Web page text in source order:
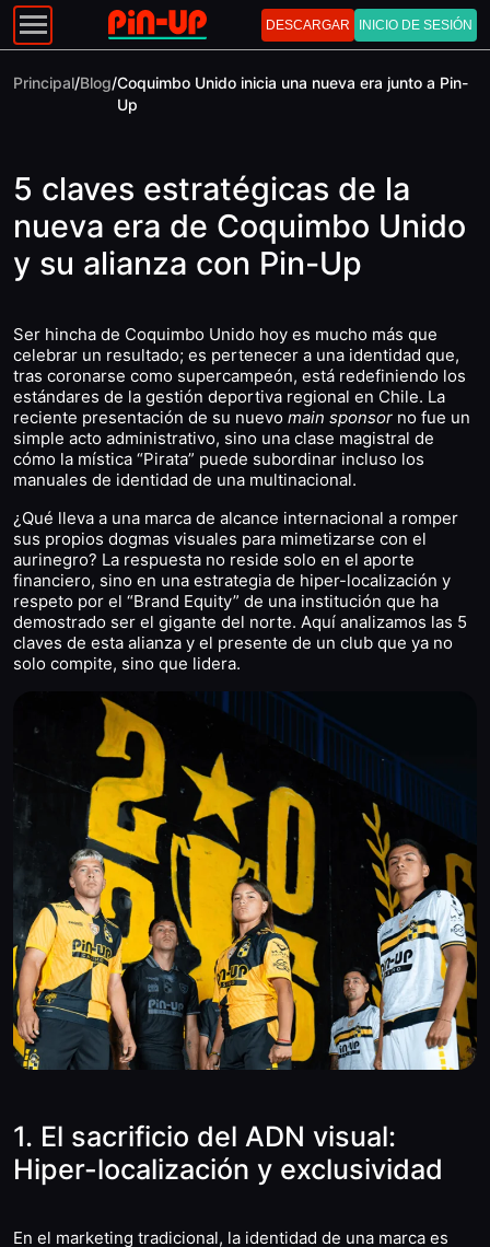
DESCARGAR INICIO DE SESIÓN
Principal/Blog/Coquimbo Unido inicia una nueva era junto a Pin-
Up
5 claves estratégicas de la
nueva era de Coquimbo Unido
y su alianza con Pin-Up
Ser hincha de Coquimbo Unido hoy es mucho más que
celebrar un resultado; es pertenecer a una identidad que,
tras coronarse como supercampeón, está redefiniendo los
estándares de la gestión deportiva regional en Chile. La
reciente presentación de su nuevo main sponsor no fue un
simple acto administrativo, sino una clase magistral de
cómo la mística “Pirata” puede subordinar incluso los
manuales de identidad de una multinacional.
¿Qué lleva a una marca de alcance internacional a romper
sus propios dogmas visuales para mimetizarse con el
aurinegro? La respuesta no reside solo en el aporte
financiero, sino en una estrategia de hiper-localización y
respeto por el “Brand Equity” de una institución que ha
demostrado ser el gigante del norte. Aquí analizamos las 5
claves de esta alianza y el presente de un club que ya no
solo compite, sino que lidera.
1. El sacrificio del ADN visual:
Hiper-localización y exclusividad
En el marketing tradicional, la identidad de una marca es